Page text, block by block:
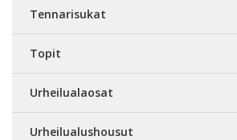
Tennarisukat
Topit
Urheilualaosat
Urheilualushousut